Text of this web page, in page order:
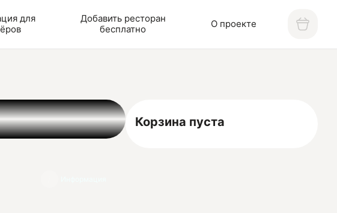
для
Добавить ресторан
бесплатно
О проекте
Корзина пуста